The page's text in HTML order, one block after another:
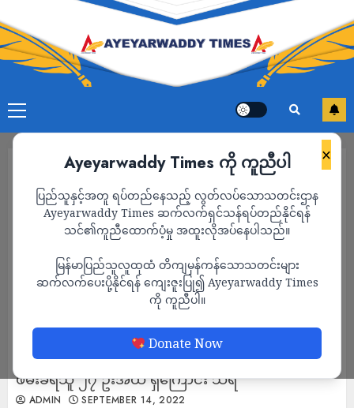
×
Ayeyarwaddy Times ကို ကူညီပါ
ပြည်သူနှင့်အတူ ရပ်တည်နေသည့် လွတ်လပ်သောသတင်းဌာန
Ayeyarwaddy Times ဆက်လက်ရှင်သန်ရပ်တည်နိုင်ရန်
သင်၏ကူညီထောက်ပံ့မှု အထူးလိုအပ်နေပါသည်။
မြန်မာပြည်သူလူထုထံ တိကျမှန်ကန်သောသတင်းများ
ဆက်လက်ပေးပို့နိုင်ရန် ကျေးဇူးပြု၍ Ayeyarwaddy Times
ကို ကူညီပါ။
Donate Now
ယမန်နေ့ညနေက ကြည့်မြင်တိုင်တွင် သပိတ်အဖွဲ့ အ
ဖမ်းခံရသူ ၂၇ ဦးအထိ ရှိကြောင်း သိရ
ADMIN SEPTEMBER 14, 2022